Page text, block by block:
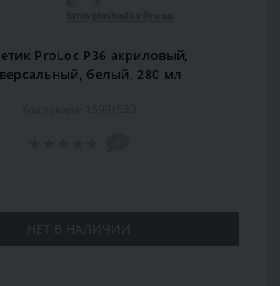
ProLoc P36 акриловый,
белый, 280 мл
НЕТ В НАЛИЧИИ